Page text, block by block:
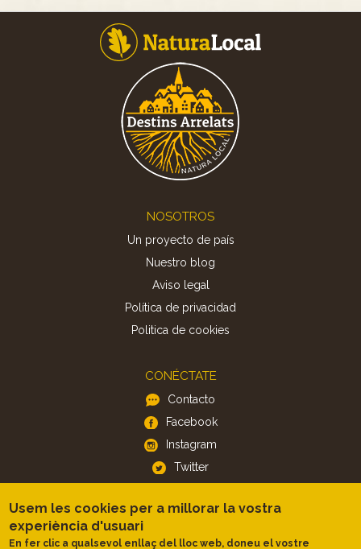
NOSOTROS
Un proyecto de país
Nuestro blog
Aviso legal
Política de privacidad
Politica de cookies
CONÉCTATE
Contacto
Facebook
Instagram
Twitter
APP
iOS
Usem les cookies per a millorar la vostra
experiència d'usuari
En fer clic a qualsevol enllaç del lloc web, doneu el vostre